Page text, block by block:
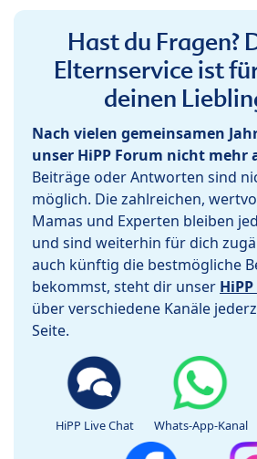
Hast du Fragen?
Elternservice ist
deinen
Nach vielen gemeinsamen
unser HiPP Forum nicht mehr
Beiträge oder Antworten sind
möglich. Die zahlreichen,
Mamas und Experten bleiben
und sind weiterhin für dich
auch künftig die bestmögliche
bekommst, steht dir unser
über verschiedene Kanäle
Seite.
HiPP Live Chat Whats-App-Kanal